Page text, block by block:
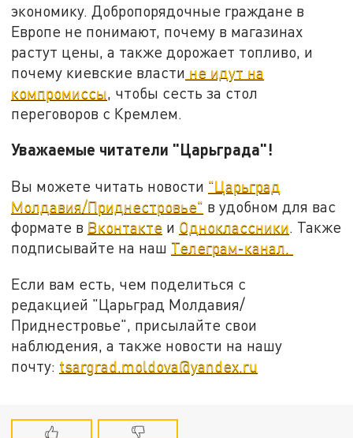
экономику. Добропорядочные граждане в
Европе не понимают, почему в магазинах
растут цены, а также дорожает топливо, и
почему киевские власти не идут на
компромиссы , чтобы сесть за стол
переговоров с Кремлем.
Уважаемые читатели "Царьграда"!
Вы можете читать новости "Царьград
Молдавия/Приднестровье" в удобном для вас
формате в Вконтакте и Одноклассники. Также
подписывайте на наш Телеграм-канал.
Если вам есть, чем поделиться с
редакцией "Царьград Молдавия/
Приднестровье", присылайте свои
наблюдения, а также новости на нашу
почту: tsargrad.moldova@yandex.ru